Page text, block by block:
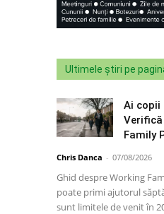
Ultimele știri pe
Ai copii
Family
Chris Danca - 07/08/2026
Ghid despre Working
poate primi ajutorul
sunt limitele de venit în